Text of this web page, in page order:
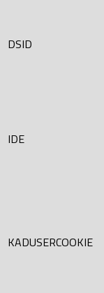
DSID
IDE
KADUSERCOOKIE